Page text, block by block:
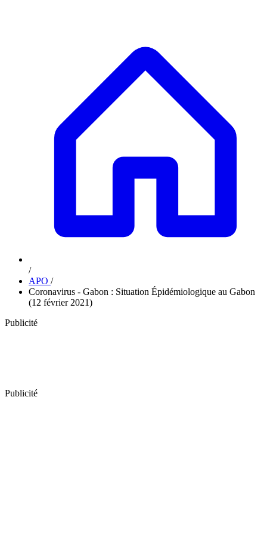
/
APO /
Coronavirus - Gabon : Situation Épidémiologique au Gabon
(12 février 2021)
Publicité
Publicité